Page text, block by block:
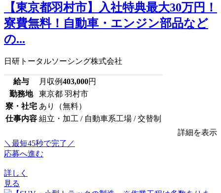
【東京都羽村市】入社特典最大30万円！
寮費無料！自動車・エンジン部品など
の...
日研トータルソーシング株式会社
給与 月収例403,000円
勤務地
東京都 羽村市
寮・社宅 あり（無料）
仕事内容 組立・加工 / 自動車系工場 / 交替制
詳細を表示
＼最短45秒で完了／
応募へ進む
詳しく
見る